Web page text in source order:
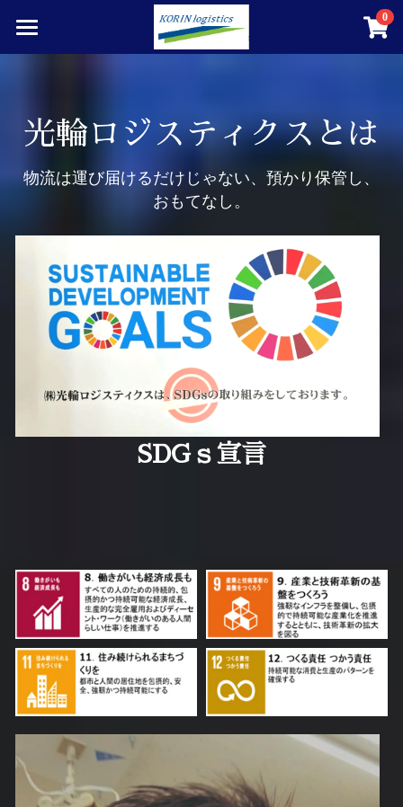
0
演奏会楽器の運搬
光輪ロジスティクスとは
強化段ボール事業
車両販売
光輪ロジ新聞記事
光輪ショップ
加盟団体
検索
光輪まつりYouTube
光輪ロジスティクスとは
物流は運び届けるだけじゃない、預かり保管し、
おもてなし。
SDGｓ宣言
×
ストアカテゴリー